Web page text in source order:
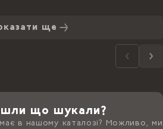
ще
що шукали?
в нашому каталозі? Можливо, ми